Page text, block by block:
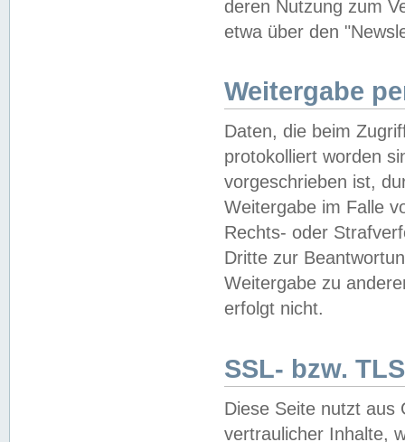
deren Nutzung zum
etwa über den
Weitergabe
Daten, die beim
protokolliert worden
vorgeschrieben ist,
Weitergabe im Falle
Rechts- oder
Dritte zur
Weitergabe zu
erfolgt nicht.
SSL- bzw.
Diese Seite nutzt aus
vertraulicher Inhalte,